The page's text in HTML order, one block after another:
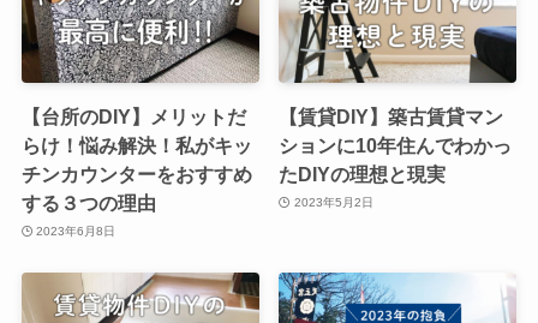
【台所のDIY】メリットだ
らけ！悩み解決！私がキッ
チンカウンターをおすすめ
する３つの理由
2023年6月8日
【賃貸DIY】築古賃貸マン
ションに10年住んでわかっ
たDIYの理想と現実
2023年5月2日